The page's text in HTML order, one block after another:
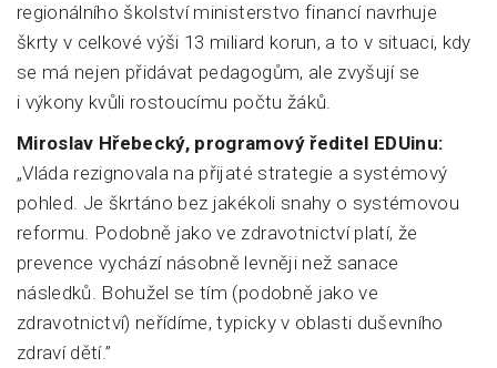
regionálního školství ministerstvo financí navrhuje
škrty v celkové výši 13 miliard korun, a to v situaci, kdy
se má nejen přidávat pedagogům, ale zvyšují se
i výkony kvůli rostoucímu počtu žáků.
Miroslav Hřebecký, programový ředitel EDUinu:
„Vláda rezignovala na přijaté strategie a systémový
pohled. Je škrtáno bez jakékoli snahy o systémovou
reformu. Podobně jako ve zdravotnictví platí, že
prevence vychází násobně levněji než sanace
následků. Bohužel se tím (podobně jako ve
zdravotnictví) neřídíme, typicky v oblasti duševního
zdraví dětí.”